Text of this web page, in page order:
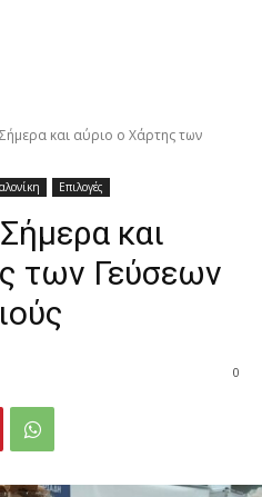
και αύριο ο Χάρτης των
Επιλογές
και
των Γεύσεων
0